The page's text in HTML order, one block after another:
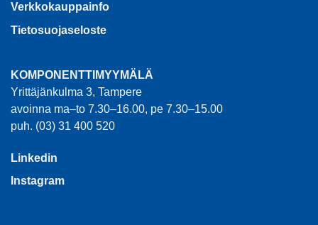
Verkkokauppainfo
Tietosuojaseloste
KOMPONENTTIMYYMÄLÄ
Yrittäjänkulma 3, Tampere
avoinna ma–to 7.30–16.00, pe 7.30–15.00
puh. (03) 31 400 520
Linkedin
Instagram